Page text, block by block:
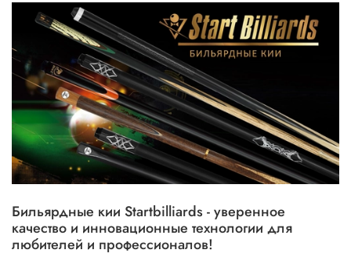
Бильярдные кии Startbilliards - уверенное
качество и инновационные технологии для
любителей и профессионалов!